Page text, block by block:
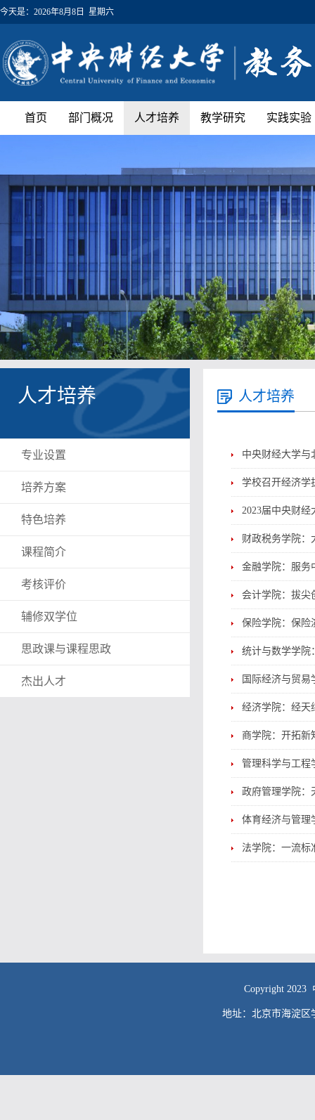
今天是： 2026年8月8日 星期六
首页 部门概况 人才培养 教学研究 实践实验
人才培养
专业设置
培养方案
特色培养
课程简介
考核评价
辅修双学位
思政课与课程思政
杰出人才
人才培养
中央财经大学与
学校召开经济学
2023届中央财
财政税务学院：
金融学院：服务
会计学院：拔尖
保险学院：保险
统计与数学学院
国际经济与贸
经济学院：经天
商学院：开拓
管理科学与工程
政府管理学院：
体育经济与管理
法学院：一流标
Copyright
地址：北京市海淀